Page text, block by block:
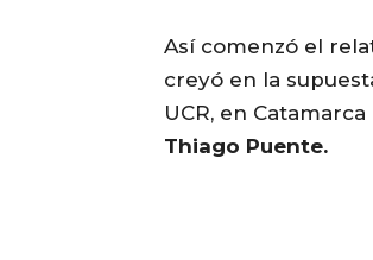
Así comenzó el
creyó en la
UCR, en
Thiago Puente.